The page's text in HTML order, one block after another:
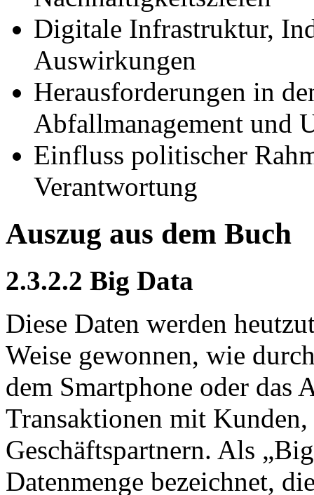
Digitale Infrastruktur,
Auswirkungen
Herausforderungen in
Abfallmanagement und
Einfluss politischer
Verantwortung
Auszug aus dem Buch
2.3.2.2 Big Data
Diese Daten werden
Weise gewonnen, wie
dem Smartphone oder das
Transaktionen mit
Geschäftspartnern. Als
Datenmenge bezeichnet,